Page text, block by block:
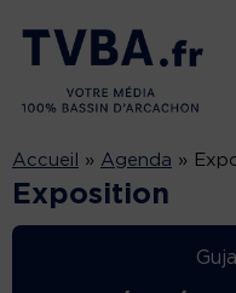
Accueil » Agenda »
Exposition